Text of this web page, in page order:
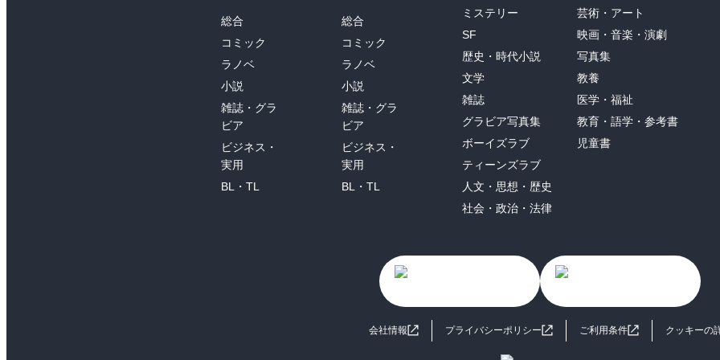
総合
コミック
ラノベ
小説
雑誌・グラ
ビア
ビジネス・
実用
BL・TL
総合
コミック
ラノベ
小説
雑誌・グラ
ビア
ビジネス・
実用
BL・TL
ミステリー
SF
歴史・時代小説
文学
雑誌
グラビア写真集
ボーイズラブ
ティーンズラブ
人文・思想・歴史
社会・政治・法律
芸術・アート
映画・音楽・演劇
写真集
教養
医学・福祉
教育・語学・参考書
児童書
会社情報 プライバシーポリシー ご利用条件 クッキーの